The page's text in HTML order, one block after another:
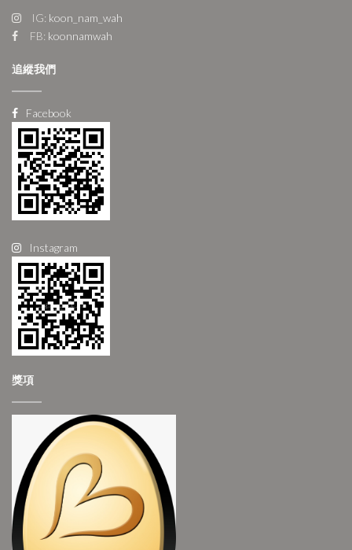
IG: koon_nam_wah
FB: koonnamwah
追縱我們
Facebook
Instagram
獎項